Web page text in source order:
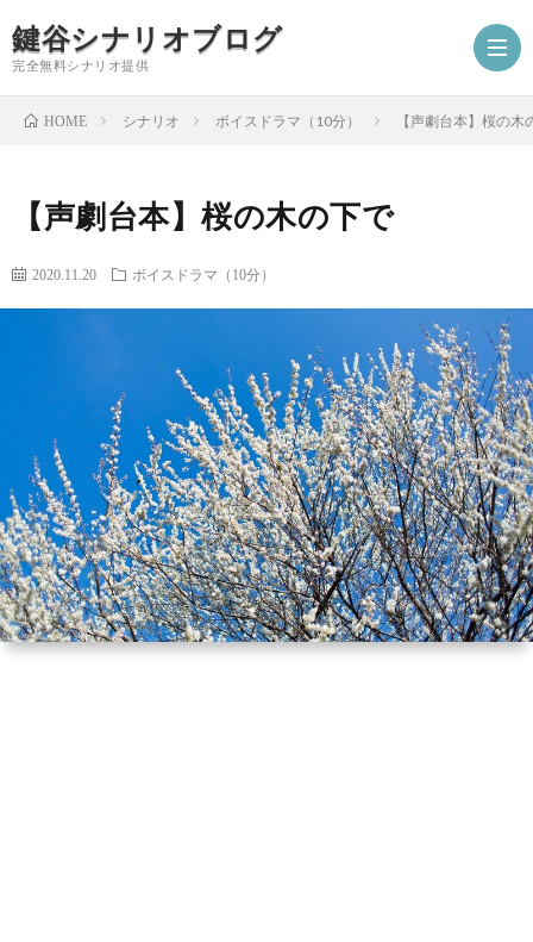
鍵谷シナリオブログ
完全無料シナリオ提供
ム
ロ
フ
ィ
ー
ル
シ
ナ
リ
オ
提
供
お
仕
事
依
頼
シ
ナ
リ
オ
HOME シナリオ ボイスドラマ（10分） 【声劇台本】桜の木
【声劇台本】桜の木の下で
2020.11.20 ボイスドラマ（10分）